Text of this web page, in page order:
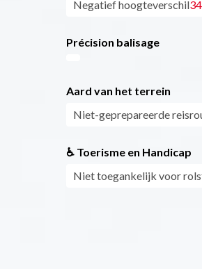
Negatief hoogteverschil
Précision balisage
Aard van het terrein
Niet-geprepareerde
♿ Toerisme en Handicap
Niet toegankelijk voor